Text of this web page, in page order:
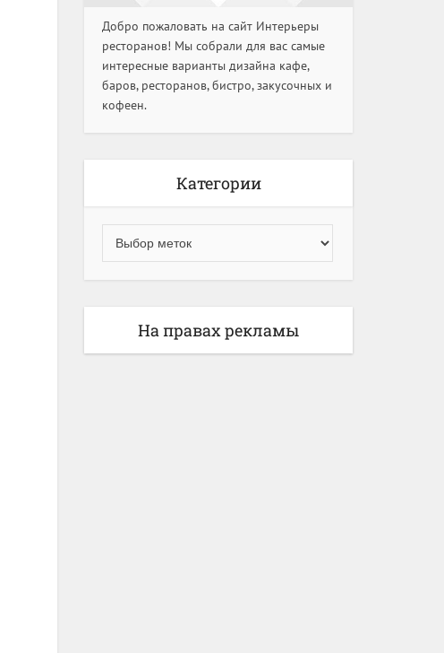
Добро пожаловать на сайт Интерьеры
ресторанов! Мы собрали для вас самые
интересные варианты дизайна кафе,
баров, ресторанов, бистро, закусочных и
кофеен.
Категории
На правах рекламы